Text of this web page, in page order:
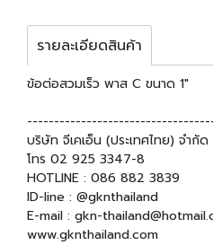
รายละเอียดสินค้า
ข้อต่อสวมเร็ว พาส C ขนาด 1"
บริษัท จีเคเอ็น (ประเทศไทย) จำกัด
โทร 02 925 3347-8
HOTLINE : 086 882 3839
ID-line : @gknthailand
E-mail : gkn-
www.gknthailand.com